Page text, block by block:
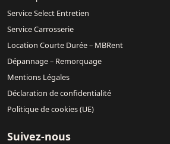
Service Select Entretien
Service Carrosserie
Location Courte Durée – MBRent
Dépannage – Remorquage
Mentions Légales
Déclaration de confidentialité
Politique de cookies (UE)
Suivez-nous